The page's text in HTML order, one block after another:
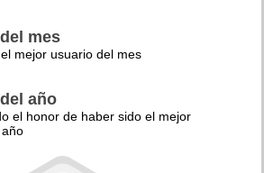
mes
mejor usuario del mes
año
el honor de haber sido el mejor